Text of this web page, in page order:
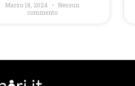
Marzo 18, 2024
Nessun
commento